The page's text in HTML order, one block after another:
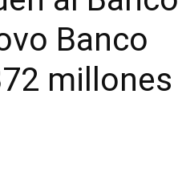
Banco
millones